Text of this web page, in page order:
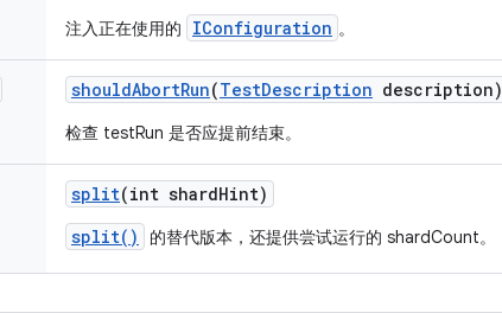
注入正在使用的 IConfiguration 。
shouldAbortRun(TestDescription description)
检查 testRun 是否应提前结束。
split(int shardHint)
split()
的替代版本，还提供尝试运行的 shardCount。